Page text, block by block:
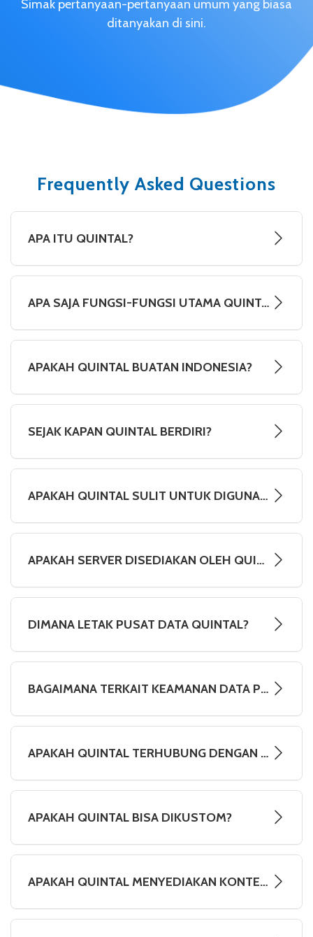
Simak pertanyaan-pertanyaan umum yang biasa
ditanyakan di sini.
Frequently Asked Questions
APA ITU QUINTAL?
APA SAJA FUNGSI-FUNGSI UTAMA QUINTAL?
APAKAH QUINTAL BUATAN INDONESIA?
SEJAK KAPAN QUINTAL BERDIRI?
APAKAH QUINTAL SULIT UNTUK DIGUNAKAN?
APAKAH SERVER DISEDIAKAN OLEH QUINTAL?
DIMANA LETAK PUSAT DATA QUINTAL?
BAGAIMANA TERKAIT KEAMANAN DATA PENGGUNA?
APAKAH QUINTAL TERHUBUNG DENGAN APLIKASI E-RAPOR DAN DAPODIK?
APAKAH QUINTAL BISA DIKUSTOM?
APAKAH QUINTAL MENYEDIAKAN KONTEN?